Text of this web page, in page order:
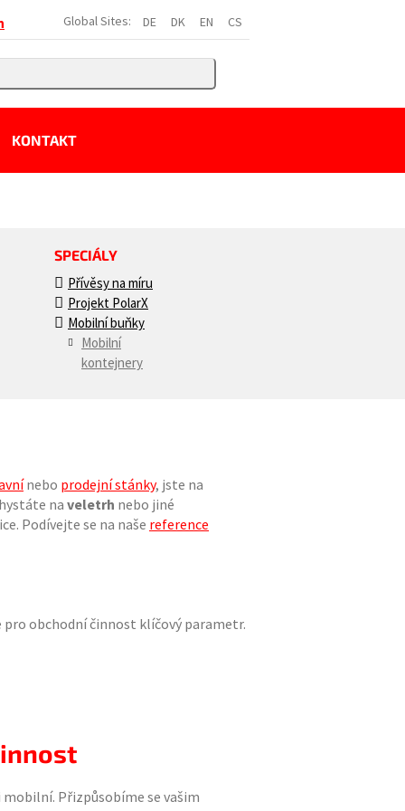
DE DK EN CS
Global Sites:
KONTAKT
SPECIÁLY
Přívěsy na míru
Projekt PolarX
Mobilní buňky
Mobilní
kontejnery
nebo prodejní stánky, jste na
na veletrh nebo jiné
Podívejte se na naše reference
obchodní činnost klíčový parametr.
Přizpůsobíme se vašim